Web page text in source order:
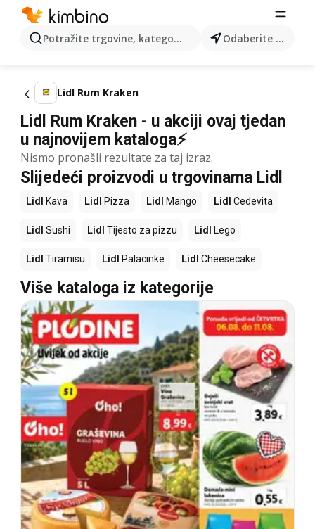
Potražite trgovine, kategorije, proizvode... Odaberite grad
Lidl Rum Kraken
Lidl Rum Kraken - u akciji ovaj tjedan
u najnovijem kataloga⚡
Nismo pronašli rezultate za taj izraz.
Slijedeći proizvodi u trgovinama Lidl
Lidl Kava Lidl Pizza Lidl Mango Lidl Cedevita
Lidl Sushi Lidl Tijesto za pizzu Lidl Lego
Lidl Tiramisu Lidl Palacinke Lidl Cheesecake
Više kataloga iz kategorije